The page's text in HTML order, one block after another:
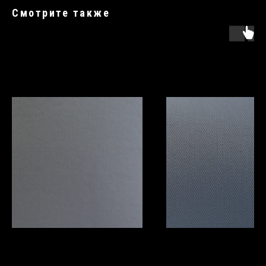
Смотрите также